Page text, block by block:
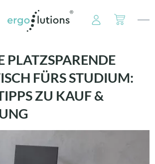
PLATZSPARENDE
FÜRS STUDIUM:
ZU KAUF &